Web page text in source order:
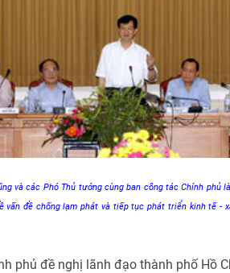
và các Phó Thủ tướng cùng ban công tác Chính phủ
vấn đề chống lạm phát và tiếp tục phát triển kinh tế -
phủ đề nghị lãnh đạo thành phố Hồ